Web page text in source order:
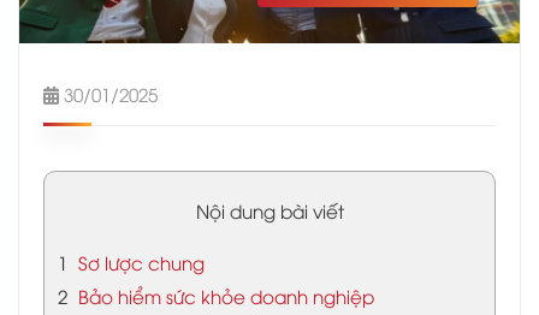
30/01/2025
Nội dung bài viết
1 Sơ lược chung
2 Bảo hiểm sức khỏe doanh nghiệp